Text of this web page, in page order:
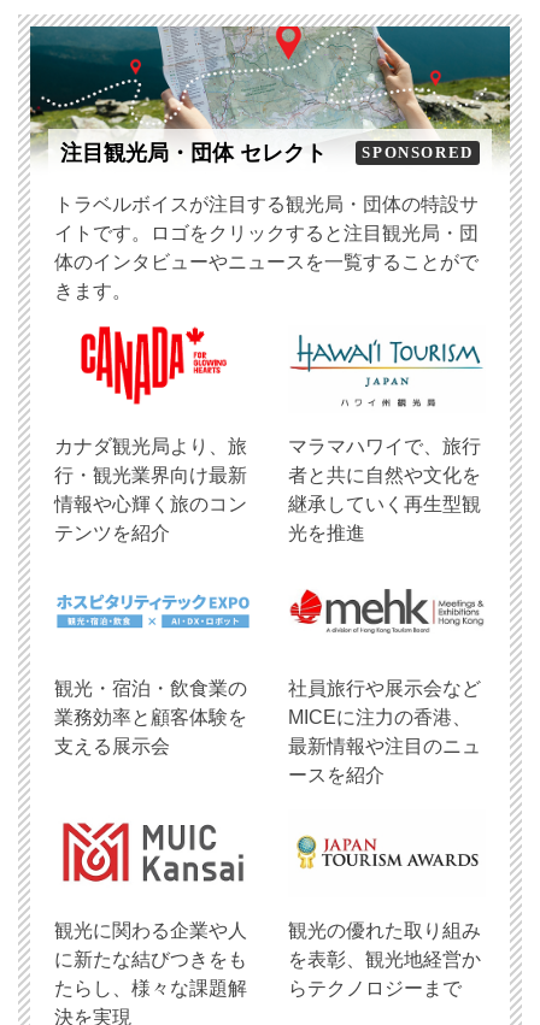
注目観光局・団体 セレクト SPONSORED
トラベルボイスが注目する観光局・団体の特設サ
イトです。ロゴをクリックすると注目観光局・団
体のインタビューやニュースを一覧することがで
きます。
​カナダ観光局より、旅
行・観光業界向け最新
情報や心輝く旅のコン
テンツを紹介
マラマハワイで、旅行
者と共に自然や文化を
継承していく再生型観
光を推進
観光・宿泊・飲食業の
業務効率と顧客体験を
支える展示会
社員旅行や展示会など
MICEに注力の香港、
最新情報や注目のニュ
ースを紹介
観光に関わる企業や人
に新たな結びつきをも
たらし、様々な課題解
決を実現
観光の優れた取り組み
を表彰、観光地経営か
らテクノロジーまで